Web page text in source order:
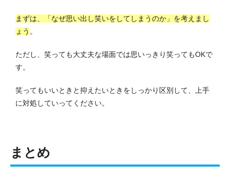
まずは、「なぜ思い出し笑いをしてしまうのか」を考えまし
ょう 。
ただし、笑っても大丈夫な場面では思いっきり笑ってもOKで
す。
笑ってもいいときと抑えたいときをしっかり区別して、上手
に対処していってください。
まとめ